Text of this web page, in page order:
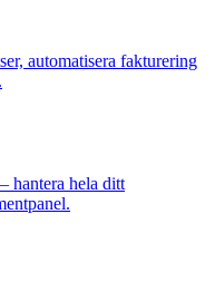
automatisera fakturering
hantera hela ditt